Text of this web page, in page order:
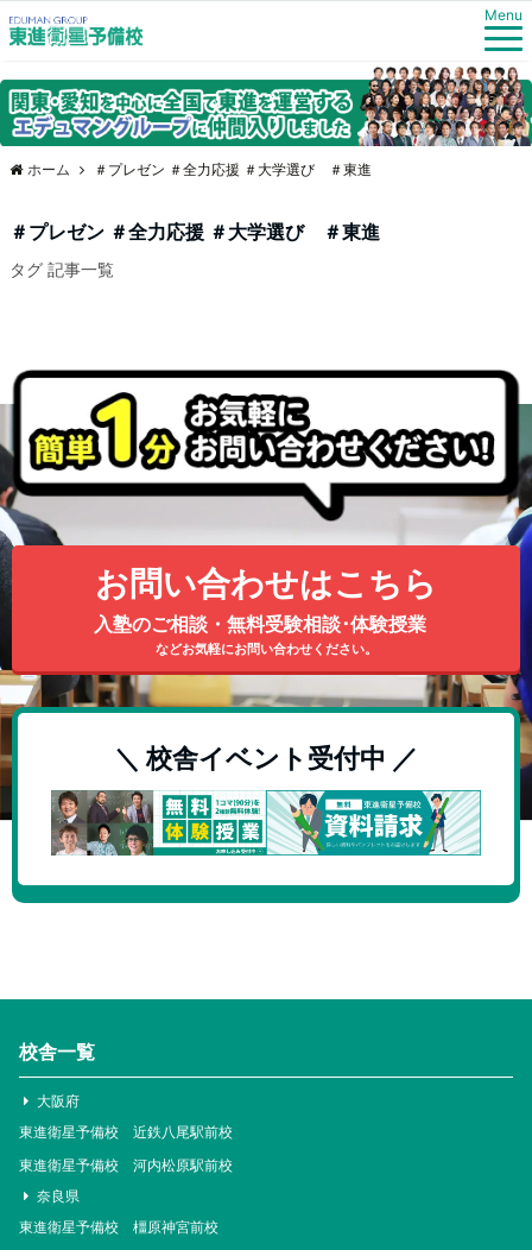
Menu
ホーム ＃プレゼン ＃全力応援 ＃大学選び ＃東進
＃プレゼン ＃全力応援 ＃大学選び ＃東進
タグ 記事一覧
お問い合わせはこちら
入塾のご相談・無料受験相談･体験授業
などお気軽にお問い合わせください。
＼ 校舎イベント受付中 ／
校舎一覧
大阪府
東進衛星予備校 近鉄八尾駅前校
東進衛星予備校 河内松原駅前校
奈良県
東進衛星予備校 橿原神宮前校